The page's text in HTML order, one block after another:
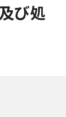
び処